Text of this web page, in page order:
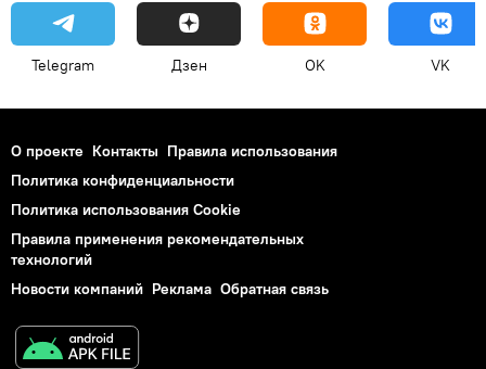
Telegram Дзен OK VK
О проекте Контакты Правила использования
Политика конфиденциальности
Политика использования Cookie
Правила применения рекомендательных
технологий
Новости компаний Реклама Обратная связь